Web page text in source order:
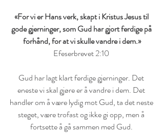
«For vi er Hans verk, skapt i Kristus Jesus til
gode gjerninger, som Gud har gjort ferdige på
forhånd, for at vi skulle vandre i dem.»
Efeserbrevet 2:10
Gud har lagt klart ferdige gjerninger. Det
eneste vi skal gjøre er å vandre i dem. Det
handler om å være lydig mot Gud, ta det neste
steget, være trofast og ikke gi opp, men å
fortsette å gå sammen med Gud.